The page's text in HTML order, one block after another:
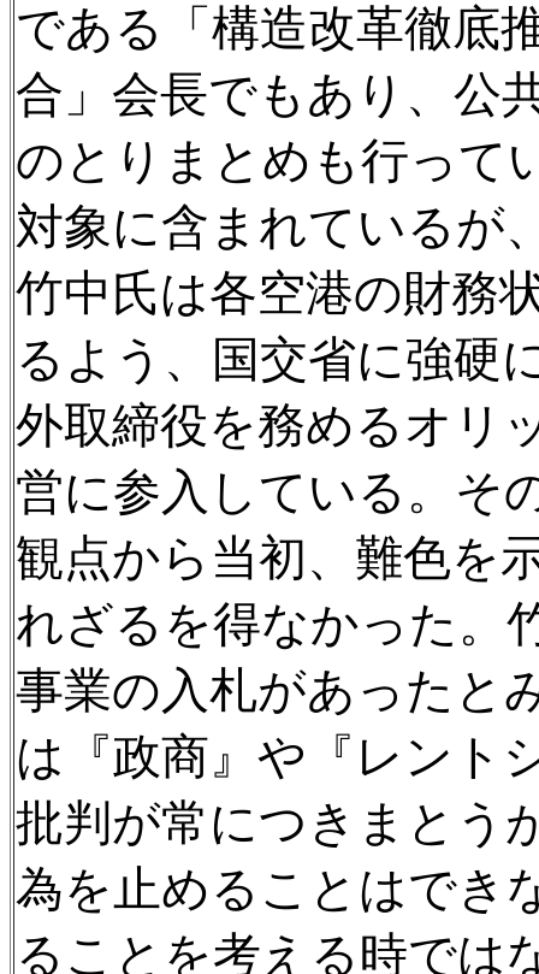
である「構造改革徹底
合」会長でもあり、公
のとりまとめも行って
対象に含まれているが
竹中氏は各空港の財務
るよう、国交省に強硬
外取締役を務めるオリ
営に参入している。そ
観点から当初、難色を
れざるを得なかった。
事業の入札があったと
は『政商』や『レント
批判が常につきまとう
為を止めることはでき
ることを考える時では